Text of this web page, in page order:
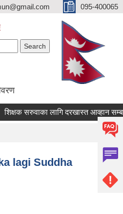
095-400065
सरुवाका लागि दरखास्त आव्हान सम्बन्धी
lagi Suddha